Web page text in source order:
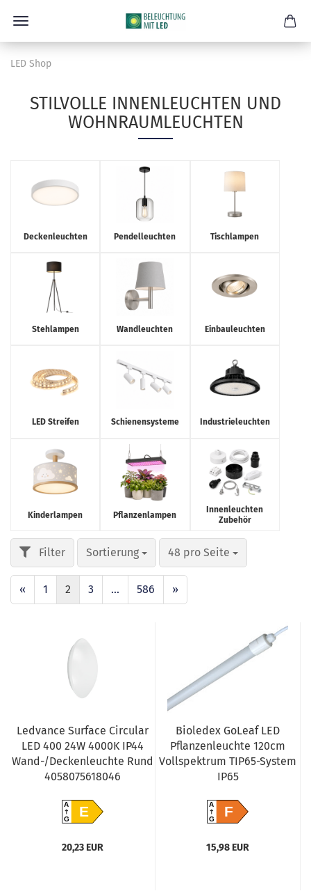
LED Shop
STILVOLLE INNENLEUCHTEN UND
WOHNRAUMLEUCHTEN
Deckenleuchten Pendelleuchten Tischlampen
Stehlampen Wandleuchten Einbauleuchten
LED Streifen Schienensysteme Industrieleuchten
Kinderlampen Pflanzenlampen
Innenleuchten
Zubehör
Sortierung 48 pro Seite
« 1 2 3 ... 586 »
Ledvance Surface Circular
LED 400 24W 4000K IP44
Wand-/Deckenleuchte Rund
4058075618046
A
GE
20,23 EUR
Bioledex GoLeaf LED
Pflanzenleuchte 120cm
Vollspektrum TIP65-System
IP65
A
GF
15,98 EUR